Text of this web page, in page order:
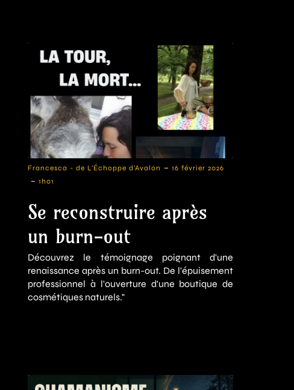
Francesca - de L'Échoppe d'Avalon - 16 février 2026
- 1h01
Se reconstruire après
un burn-out
Découvrez le témoignage poignant d'une
renaissance après un burn-out. De l'épuisement
professionnel à l'ouverture d'une boutique de
cosmétiques naturels."